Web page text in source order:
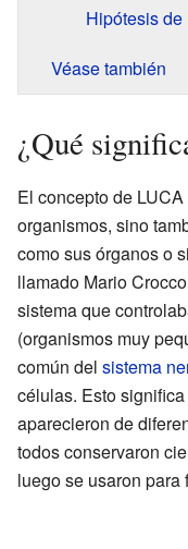
Hipótesis
Véase también
¿Qué
El concepto de
organismos, sino
como sus órganos o
llamado Mario
sistema que
(organismos muy
común del sistema
células. Esto
aparecieron de
todos conservaron
luego se usaron